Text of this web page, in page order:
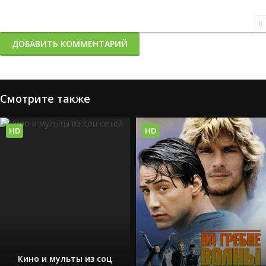
0
ДОБАВИТЬ КОММЕНТАРИЙ
Смотрите также
Кино и мульты из соц
HD HD